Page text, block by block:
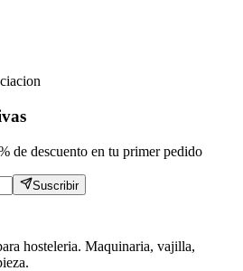
de descuento en tu primer pedido
Suscribir
hosteleria. Maquinaria, vajilla,